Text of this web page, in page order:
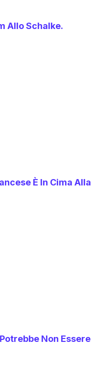
Allo Schalke.
È In Cima Alla
Non Essere